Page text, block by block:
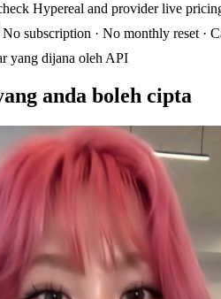
Hypereal and provider live
No subscription · No monthly reset ·
yang dijana oleh API
anda boleh cipta